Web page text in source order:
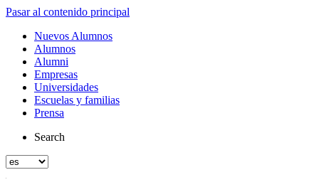
Pasar al contenido principal
Nuevos Alumnos
Alumnos
Alumni
Empresas
Universidades
Escuelas y familias
Prensa
Search